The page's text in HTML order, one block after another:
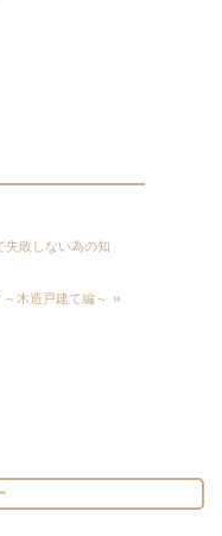
失敗しない為の知
木造戸建て編～ »